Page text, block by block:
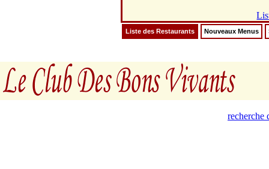
Liste des Restaurants Nouveaux Menus
recherche